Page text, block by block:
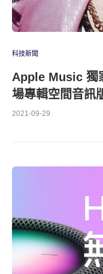
科技新聞
Apple Music 獨
場專輯空間音訊
2021-09-29